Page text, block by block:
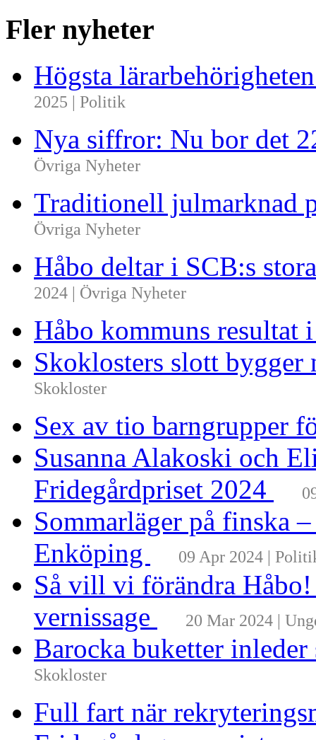
Fler nyheter
Högsta
2025 | Politik
Nya siffror: Nu bor det
Övriga Nyheter
Traditionell julmarknad
Övriga Nyheter
Håbo deltar i SCB:s
2024 | Övriga Nyheter
Håbo kommuns resultat
Skoklosters slott
Skokloster
Sex av tio barngrupper
Susanna Alakoski och
Fridegårdpriset 2024
Sommarläger på finska
Enköping
09 Apr 2024 |
Så vill vi förändra
vernissage
20 Mar 2024 |
Barocka buketter
Skokloster
Full fart när